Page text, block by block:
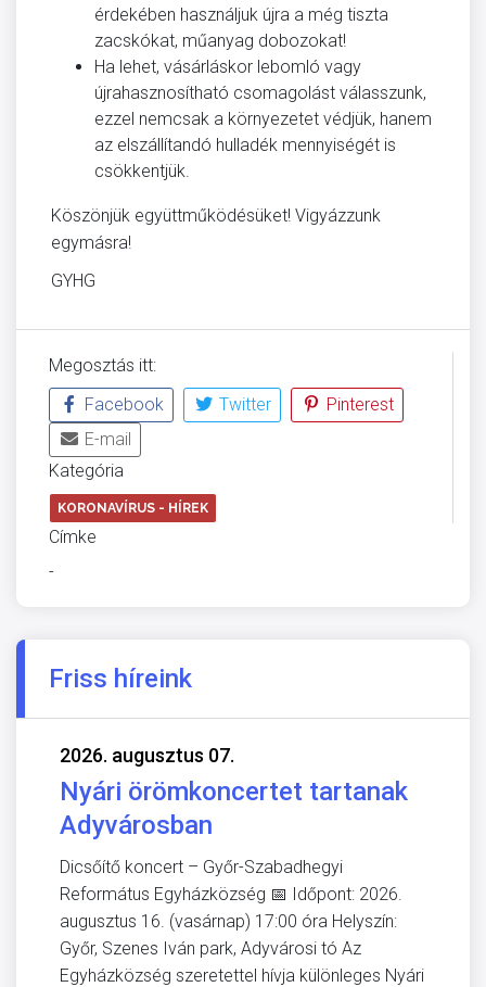
érdekében használjuk újra a még tiszta
zacskókat, műanyag dobozokat!
Ha lehet, vásárláskor lebomló vagy
újrahasznosítható csomagolást válasszunk,
ezzel nemcsak a környezetet védjük, hanem
az elszállítandó hulladék mennyiségét is
csökkentjük.
Köszönjük együttműködésüket! Vigyázzunk
egymásra!
GYHG
Megosztás itt:
Facebook
Twitter
Pinterest
E-mail
Kategória
KORONAVÍRUS - HÍREK
Címke
-
Friss híreink
2026. augusztus 07.
Nyári örömkoncertet tartanak
Adyvárosban
Dicsőítő koncert – Győr-Szabadhegyi
Református Egyházközség 📅 Időpont: 2026.
augusztus 16. (vasárnap) 17:00 óra Helyszín:
Győr, Szenes Iván park, Adyvárosi tó Az
Egyházközség szeretettel hívja különleges Nyári